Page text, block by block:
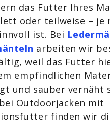
das Futter Ihres
oder teilweise – je
ist. Bei
arbeiten wir
weil das Futter
empfindlichen
und sauber vernäht
Outdoorjacken mit
finden wir